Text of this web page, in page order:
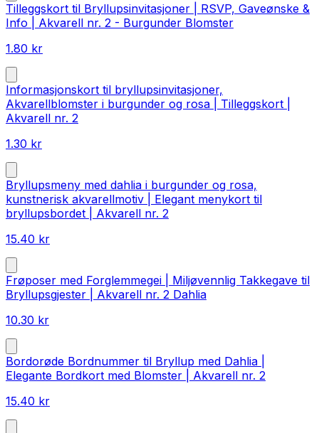
Tilleggskort til Bryllupsinvitasjoner | RSVP, Gaveønske &
Info | Akvarell nr. 2 - Burgunder Blomster
1.80 kr
Informasjonskort til bryllupsinvitasjoner,
Akvarellblomster i burgunder og rosa | Tilleggskort |
Akvarell nr. 2
1.30 kr
Bryllupsmeny med dahlia i burgunder og rosa,
kunstnerisk akvarellmotiv | Elegant menykort til
bryllupsbordet | Akvarell nr. 2
15.40 kr
Frøposer med Forglemmegei | Miljøvennlig Takkegave til
Bryllupsgjester | Akvarell nr. 2 Dahlia
10.30 kr
Bordorøde Bordnummer til Bryllup med Dahlia |
Elegante Bordkort med Blomster | Akvarell nr. 2
15.40 kr